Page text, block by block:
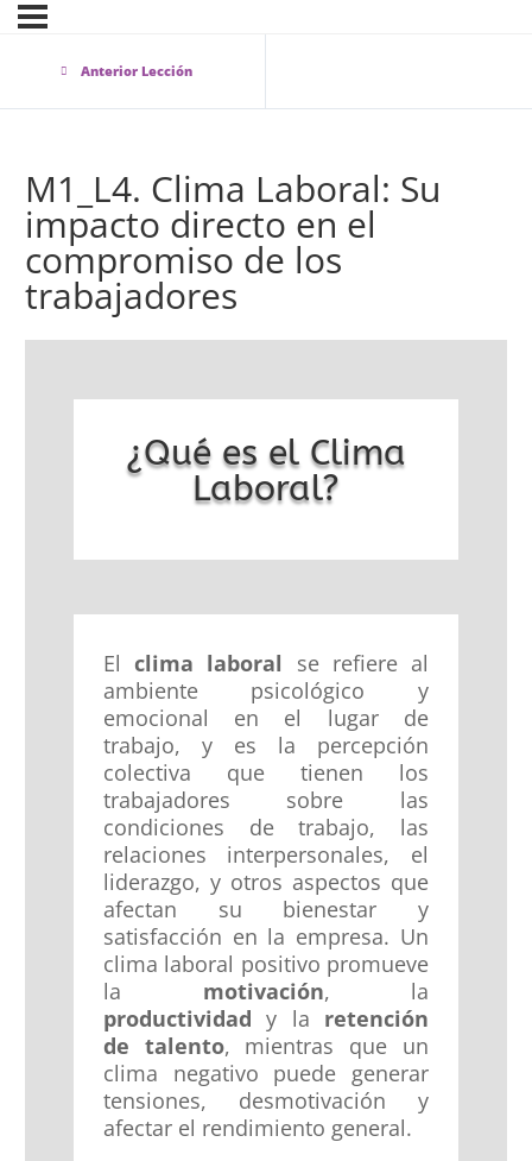
Anterior Lección
M1_L4. Clima Laboral: Su
impacto directo en el
compromiso de los
trabajadores
¿Qué es el Clima
Laboral?
El clima laboral se refiere al
ambiente psicológico y
emocional en el lugar de
trabajo, y es la percepción
colectiva que tienen los
trabajadores sobre las
condiciones de trabajo, las
relaciones interpersonales, el
liderazgo, y otros aspectos que
afectan su bienestar y
satisfacción en la empresa. Un
clima laboral positivo promueve
la motivación, la
productividad y la retención
de talento, mientras que un
clima negativo puede generar
tensiones, desmotivación y
afectar el rendimiento general.